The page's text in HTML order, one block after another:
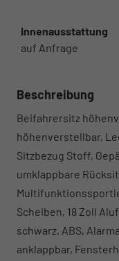
Innenausstattung
auf Anfrage
Beschreibung
Beifahrersitz
höhenverstellbar,
Sitzbezug Stoff,
umklappbare
Scheiben, 18 Zoll
schwarz, ABS,
anklappbar,